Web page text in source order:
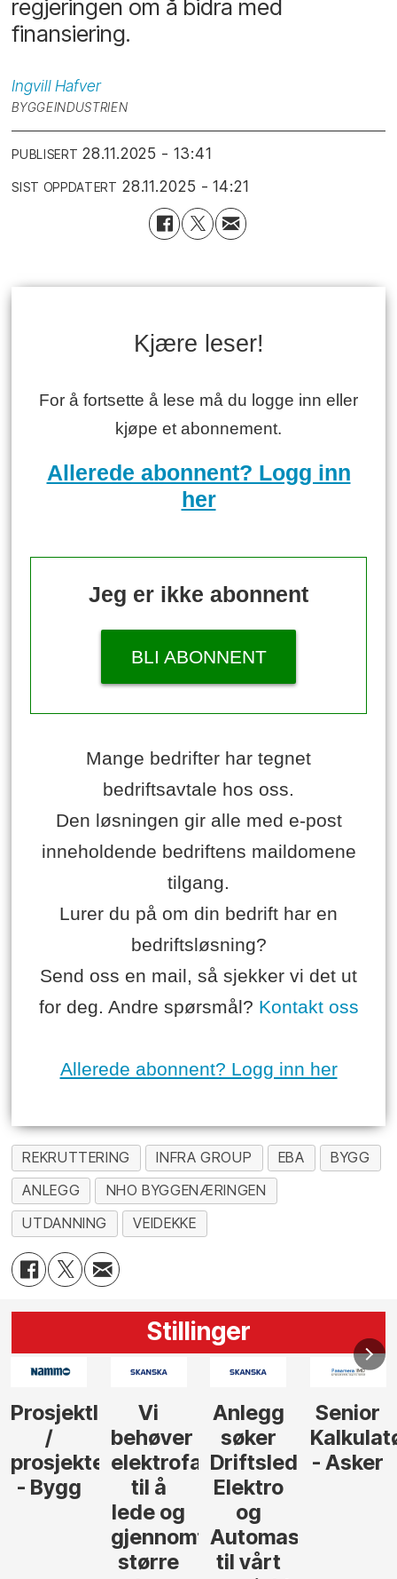
regjeringen om å bidra med
finansiering.
Ingvill Hafver
BYGGEINDUSTRIEN
PUBLISERT 28.11.2025 - 13:41
SIST OPPDATERT 28.11.2025 - 14:21
Kjære leser!
For å fortsette å lese må du logge inn eller
kjøpe et abonnement.
Allerede abonnent? Logg inn
her
Jeg er ikke abonnent
BLI ABONNENT
Mange bedrifter har tegnet
bedriftsavtale hos oss.
Den løsningen gir alle med e-post
inneholdende bedriftens maildomene
tilgang.
Lurer du på om din bedrift har en
bedriftsløsning?
Send oss en mail, så sjekker vi det ut
for deg. Andre spørsmål? Kontakt oss
Allerede abonnent? Logg inn her
REKRUTTERING INFRA GROUP EBA
BYGG
ANLEGG
NHO BYGGENÆRINGEN
UTDANNING
VEIDEKKE
Stillinger
Anlegg
søker
Driftsleder
Elektro
Automasjon
Senior
Kalkulatør
- Asker
Senior
Tilbudsleder
Anlegg
- Oslo